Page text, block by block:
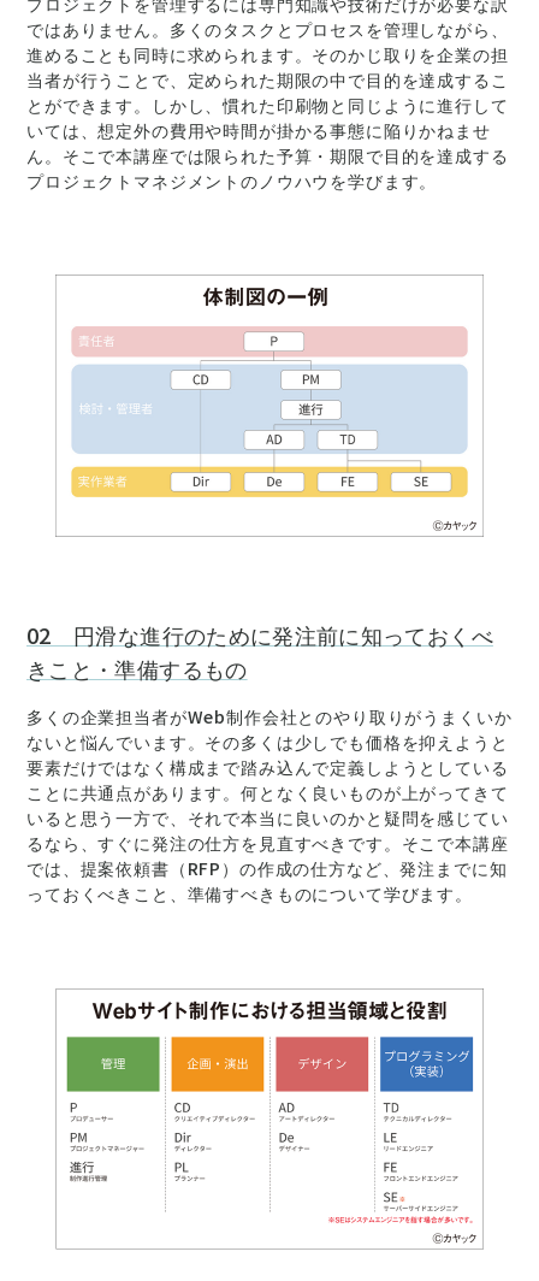
ではありません。多くのタスクとプロセスを管理しながら、
進めることも同時に求められます。そのかじ取りを企業の担
当者が行うことで、定められた期限の中で目的を達成するこ
とができます。しかし、慣れた印刷物と同じように進行して
いては、想定外の費用や時間が掛かる事態に陥りかねませ
ん。そこで本講座では限られた予算・期限で目的を達成する
プロジェクトマネジメントのノウハウを学びます。
02 円滑な進行のために発注前に知っておくべ
きこと・準備するもの
多くの企業担当者がWeb制作会社とのやり取りがうまくいか
ないと悩んでいます。その多くは少しでも価格を抑えようと
要素だけではなく構成まで踏み込んで定義しようとしている
ことに共通点があります。何となく良いものが上がってきて
いると思う一方で、それで本当に良いのかと疑問を感じてい
るなら、すぐに発注の仕方を見直すべきです。そこで本講座
では、提案依頼書（RFP）の作成の仕方など、発注までに知
っておくべきこと、準備すべきものについて学びます。